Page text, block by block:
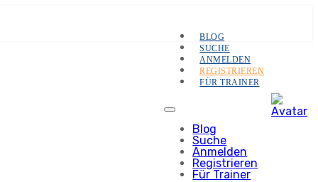
BLOG
SUCHE
ANMELDEN
REGISTRIEREN
FÜR TRAINER
Blog
Suche
Anmelden
Registrieren
Für Trainer